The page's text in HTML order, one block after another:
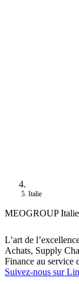
Italie
MEOGROUP Italie
L’art de
Achats, Supply
Finance au service
Suivez-nous sur